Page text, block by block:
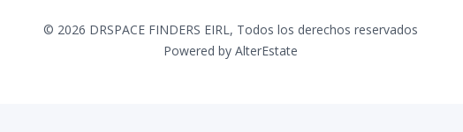
© 2026 DRSPACE FINDERS EIRL, Todos los derechos reservados
Powered by AlterEstate